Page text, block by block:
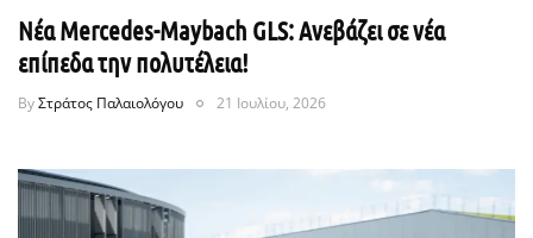
Νέα Mercedes-Maybach GLS: Ανεβάζει σε νέα
επίπεδα την πολυτέλεια!
ByΣτράτος Παλαιολόγου 21 Ιουλίου, 2026